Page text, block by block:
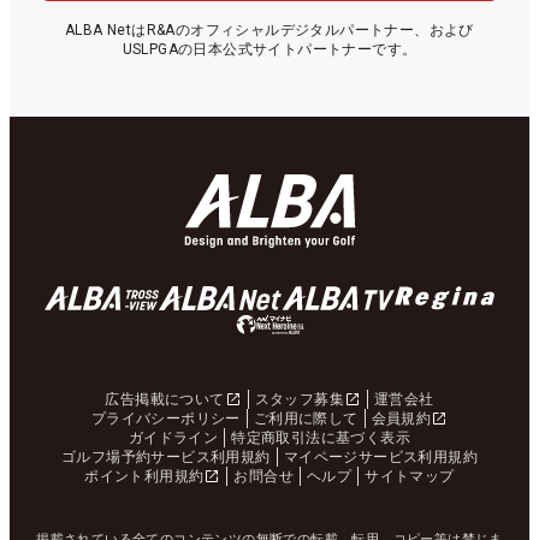
ALBA NetはR&Aのオフィシャルデジタルパートナー、および
USLPGAの日本公式サイトパートナーです。
広告掲載について スタッフ募集
運営会社
プライバシーポリシー
ご利用に際して
会員規約
ガイドライン
特定商取引法に基づく表示
ゴルフ場予約サービス利用規約
マイページサービス利用規約
ポイント利用規約
お問合せ ヘルプ サイトマップ